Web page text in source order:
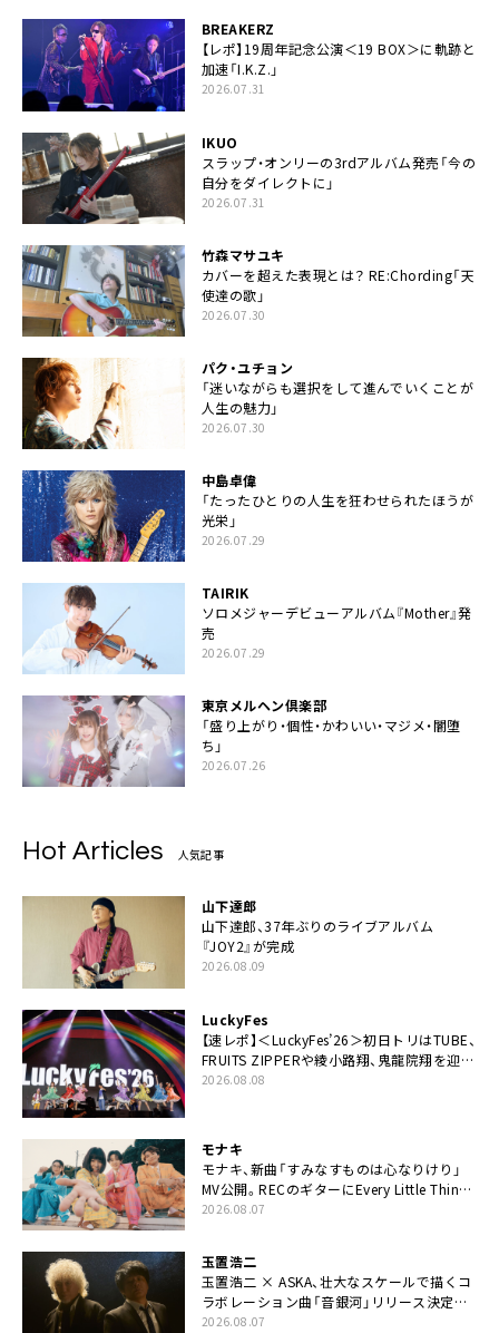
BREAKERZ
【レポ】19周年記念公演＜19 BOX＞に軌跡と
加速「I.K.Z.」
2026.07.31
IKUO
スラップ・オンリーの3rdアルバム発売「今の
自分をダイレクトに」
2026.07.31
竹森マサユキ
カバーを超えた表現とは？ RE:Chording「天
使達の歌」
2026.07.30
パク・ユチョン
「迷いながらも選択をして進んでいくことが
人生の魅力」
2026.07.30
中島卓偉
「たったひとりの人生を狂わせられたほうが
光栄」
2026.07.29
TAIRIK
ソロメジャーデビューアルバム『Mother』発
売
2026.07.29
東京メルヘン倶楽部
「盛り上がり・個性・かわいい・マジメ・闇堕
ち」
2026.07.26
Hot Articles 人気記事
山下達郎
山下達郎、37年ぶりのライブアルバム
『JOY2』が完成
2026.08.09
LuckyFes
【速レポ】＜LuckyFes’26＞初日トリはTUBE、
FRUITS ZIPPERや綾小路翔、鬼龍院翔を迎え
た豪華コラボも「知ってたらぜひ一緒に歌っ
2026.08.08
モナキ
モナキ、新曲「すみなすものは心なりけり」
MV公開。RECのギターにEvery Little Thing・
伊藤一朗参加も
2026.08.07
玉置浩二
玉置浩二 × ASKA、壮大なスケールで描くコ
ラボレーション曲「音銀河」リリース決定。
カップリングには新曲「命の宿り」収録も
2026.08.07